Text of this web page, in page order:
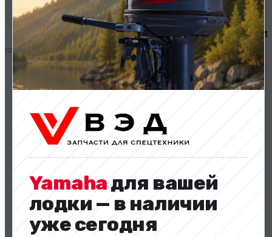
Yamahaдля вашей
лодки — в наличии
уже сегодня
Двигатели и комплектующие
Двигатели и комплектующие